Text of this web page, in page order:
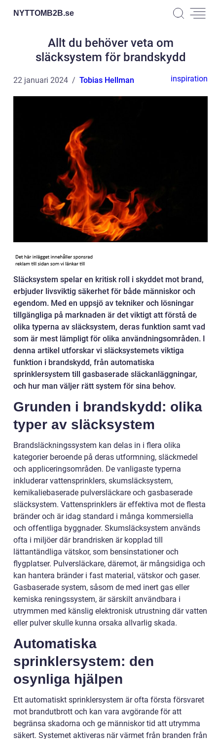
NYTTOMB2B.se
Allt du behöver veta om
släcksystem för brandskydd
22 januari 2024 Tobias Hellman inspiration
Släcksystem spelar en kritisk roll i skyddet mot brand,
erbjuder livsviktig säkerhet för både människor och
egendom. Med en uppsjö av tekniker och lösningar
tillgängliga på marknaden är det viktigt att förstå de
olika typerna av släcksystem, deras funktion samt vad
som är mest lämpligt för olika användningsområden. I
denna artikel utforskar vi släcksystemets viktiga
funktion i brandskydd, från automatiska
sprinklersystem till gasbaserade släckanläggningar,
och hur man väljer rätt system för sina behov.
Grunden i brandskydd: olika
typer av släcksystem
Brandsläckningssystem kan delas in i flera olika
kategorier beroende på deras utformning, släckmedel
och appliceringsområden. De vanligaste typerna
inkluderar vattensprinklers, skumsläcksystem,
kemikaliebaserade pulversläckare och gasbaserade
släcksystem. Vattensprinklers är effektiva mot de flesta
bränder och är idag standard i många kommersiella
och offentliga byggnader. Skumsläcksystem används
ofta i miljöer där brandrisken är kopplad till
lättantändliga vätskor, som bensinstationer och
flygplatser. Pulversläckare, däremot, är mångsidiga och
kan hantera bränder i fast material, vätskor och gaser.
Gasbaserade system, såsom de med inert gas eller
kemiska reningssystem, är särskilt användbara i
utrymmen med känslig elektronisk utrustning där vatten
eller pulver skulle kunna orsaka allvarlig skada.
Automatiska
sprinklersystem: den
osynliga hjälpen
Ett automatiskt sprinklersystem är ofta första försvaret
mot brandutbrott och kan vara avgörande för att
begränsa skadorna och ge människor tid att utrymma
säkert. Systemet aktiveras när värmet från branden från